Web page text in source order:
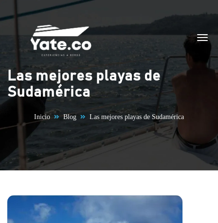
Saltar al contenido
Las mejores playas de
Sudamérica
Inicio Blog Las mejores playas de Sudamérica